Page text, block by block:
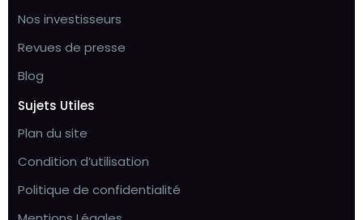
Nos investisseurs
Revues de presse
Blog
Sujets Utiles
Plan du site
Condition d’utilisation
Politique de confidentialité